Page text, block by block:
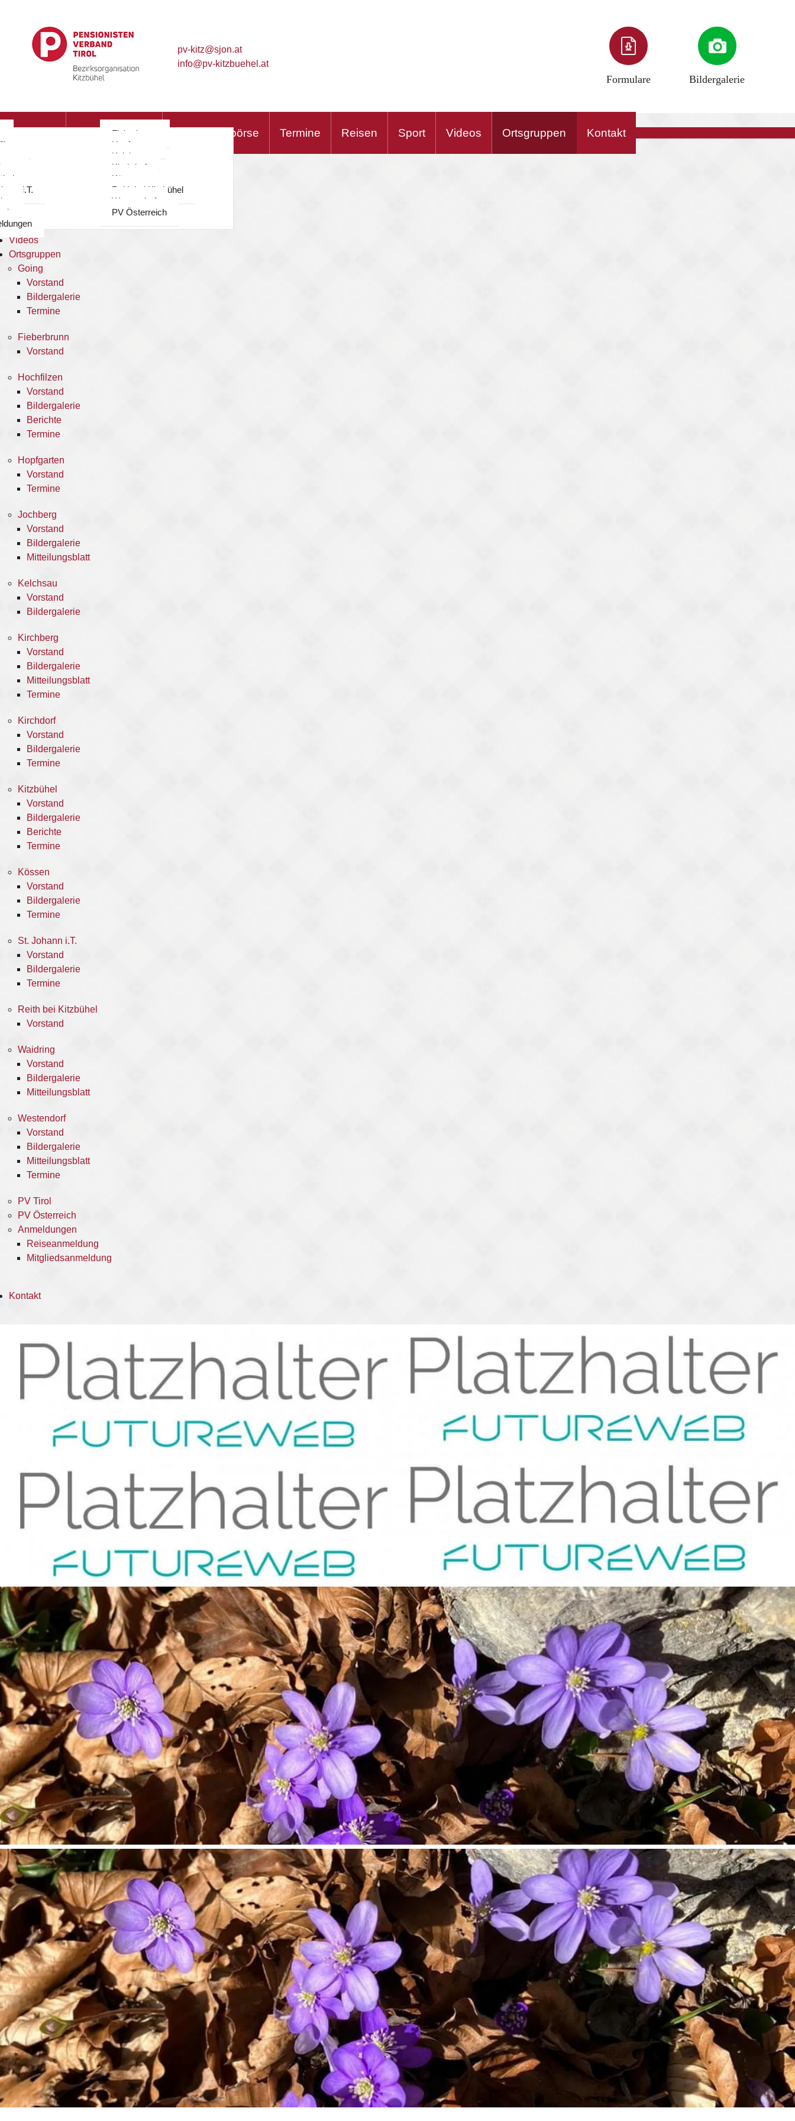
pv-kitz@sjon.at
info@pv-kitzbuehel.at
Formulare Bildergalerie
≡
Mitteilungsblatt Hol & Bringbörse Termine Reisen Sport Videos Ortsgruppen
Fieberbrunn
Hopfgarten
Kelchsau
Kirchdorf
Kössen
i.T.
Reith bei Kitzbühel
Westendorf
PV Österreich
Kontakt
Sport
Videos
Ortsgruppen
Going
Vorstand
Bildergalerie
Termine
Fieberbrunn
Vorstand
Hochfilzen
Vorstand
Bildergalerie
Berichte
Termine
Hopfgarten
Vorstand
Termine
Jochberg
Vorstand
Bildergalerie
Mitteilungsblatt
Kelchsau
Vorstand
Bildergalerie
Kirchberg
Vorstand
Bildergalerie
Mitteilungsblatt
Termine
Kirchdorf
Vorstand
Bildergalerie
Termine
Kitzbühel
Vorstand
Bildergalerie
Berichte
Termine
Kössen
Vorstand
Bildergalerie
Termine
St. Johann i.T.
Vorstand
Bildergalerie
Termine
Reith bei Kitzbühel
Vorstand
Waidring
Vorstand
Bildergalerie
Mitteilungsblatt
Westendorf
Vorstand
Bildergalerie
Mitteilungsblatt
Termine
PV Tirol
PV Österreich
Anmeldungen
Reiseanmeldung
Mitgliedsanmeldung
Kontakt